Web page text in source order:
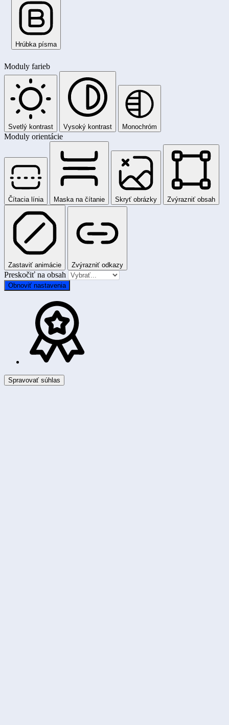
Hrúbka písma
Moduly farieb
Svetlý kontrast Vysoký kontrast Monochróm
Moduly orientácie
Čítacia línia Maska na čítanie Skryť obrázky Zvýrazniť obsah
Zastaviť animácie Zvýrazniť odkazy
Preskočiť na obsah
Obnoviť nastavenia
Spravovať súhlas